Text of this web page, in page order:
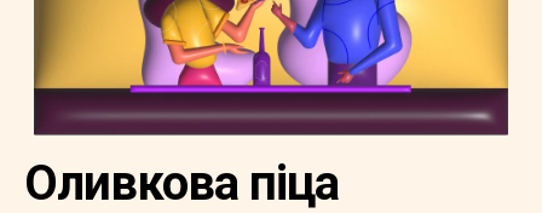
Оливкова піца